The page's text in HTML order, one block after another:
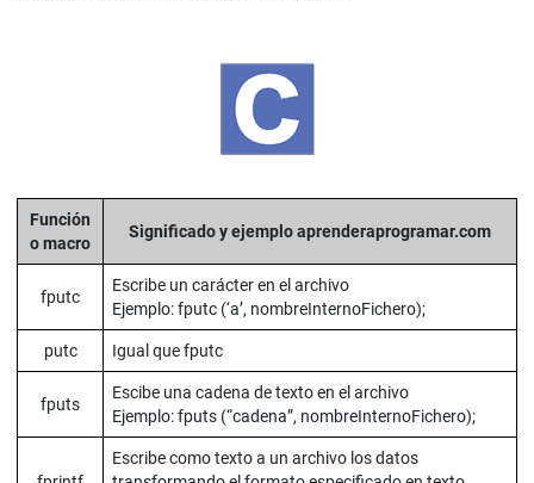
Función
o macro
Significado y ejemplo aprenderaprogramar.com
fputc
Escribe un carácter en el archivo
Ejemplo: fputc (‘a’, nombreInternoFichero);
putc Igual que fputc
fputs
Escibe una cadena de texto en el archivo
Ejemplo: fputs (“cadena”, nombreInternoFichero);
Escribe como texto a un archivo los datos